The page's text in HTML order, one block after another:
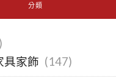
分類
具家飾 (147)